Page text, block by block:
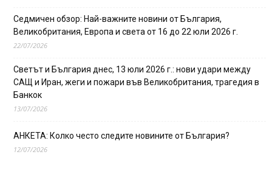
Седмичен обзор: Най-важните новини от България,
Великобритания, Европа и света от 16 до 22 юли 2026 г.
22/07/2026
Светът и България днес, 13 юли 2026 г.: нови удари между
САЩ и Иран, жеги и пожари във Великобритания, трагедия в
Банкок
13/07/2026
АНКЕТА: Колко често следите новините от България?
12/07/2026